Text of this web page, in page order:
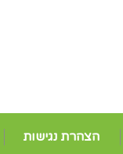
הצהרת נגישות